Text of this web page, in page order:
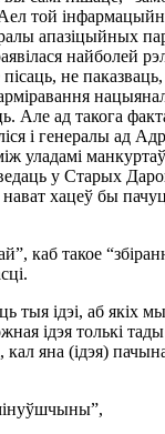
той
апазіцыйных
найболей
не
ад такога
і генералы ад
у Старых
хацеў бы
такое
ідэі, аб якіх
ідэя толькі
яна (ідэя)